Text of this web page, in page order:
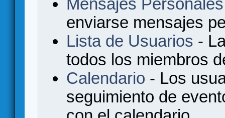
enviarse mensajes
Lista de Usuarios -
todos los miembros
Calendario - Los
seguimiento de